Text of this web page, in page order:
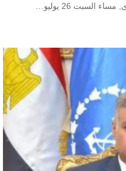
السبت 26 يوليو…